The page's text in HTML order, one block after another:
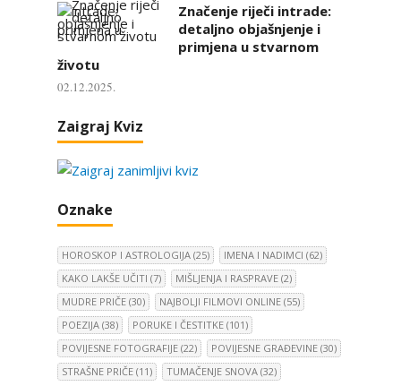
Značenje riječi intrade:
detaljno objašnjenje i
primjena u stvarnom
životu
02.12.2025.
Zaigraj Kviz
Oznake
HOROSKOP I ASTROLOGIJA (25) IMENA I NADIMCI (62)
KAKO LAKŠE UČITI (7) MIŠLJENJA I RASPRAVE (2)
MUDRE PRIČE (30) NAJBOLJI FILMOVI ONLINE (55)
POEZIJA (38) PORUKE I ČESTITKE (101)
POVIJESNE FOTOGRAFIJE (22) POVIJESNE GRAĐEVINE (30)
STRAŠNE PRIČE (11) TUMAČENJE SNOVA (32)